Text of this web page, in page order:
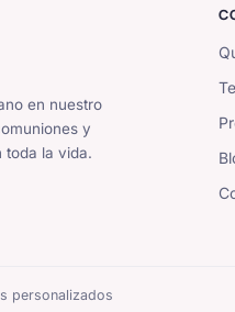
en nuestro
y
toda la vida.
personalizados